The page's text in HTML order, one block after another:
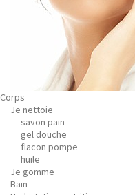
Corps
Je nettoie
savon pain
gel douche
flacon pompe
huile
Je gomme
Bain